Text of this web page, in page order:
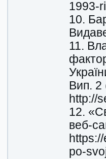
1993-
10.
11.
Вип. 2
http://
12.
веб-
po-